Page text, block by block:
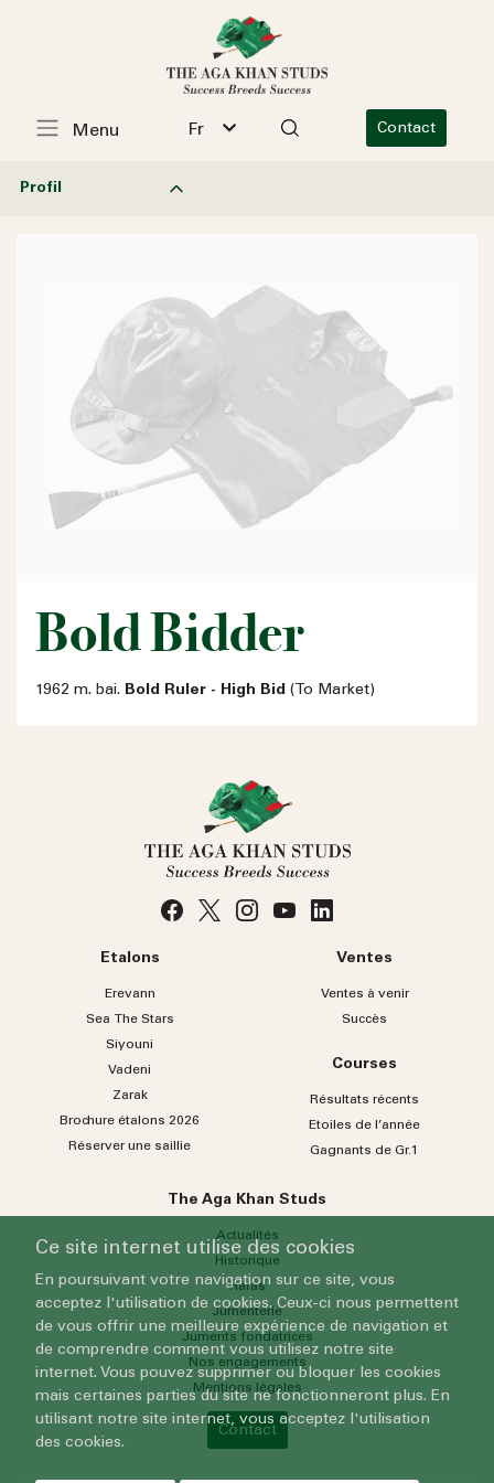
Fr Contact
Menu
Profil
Bold Bidder
1962 m. bai. Bold Ruler - High Bid (To Market)
Etalons
Erevann
Sea TheStars
Siyouni
Vadeni
Zarak
Brochure étalons 2026
Réserver une saillie
Ventes
Ventes à venir
Succès
Courses
Résultats récents
Etoiles de l’année
Gagnants de Gr.1
The Aga Khan Studs
Actualités
Historique
Haras
Jumenterie
Juments fondatrices
Nos engagements
Mentions légales
Contact
Ce site internet utilise des cookies
En poursuivant votre navigation sur ce site, vous
acceptez l'utilisation de cookies. Ceux-ci nous permettent
de vous offrir une meilleure expérience de navigation et
de comprendre comment vous utilisez notre site
internet. Vous pouvez supprimer ou bloquer les cookies
mais certaines parties du site ne fonctionneront plus. En
utilisant notre site internet, vous acceptez l'utilisation
des cookies.